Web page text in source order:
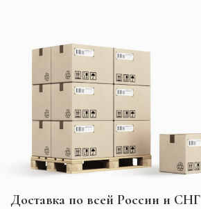
Доставка по всей России и СНГ